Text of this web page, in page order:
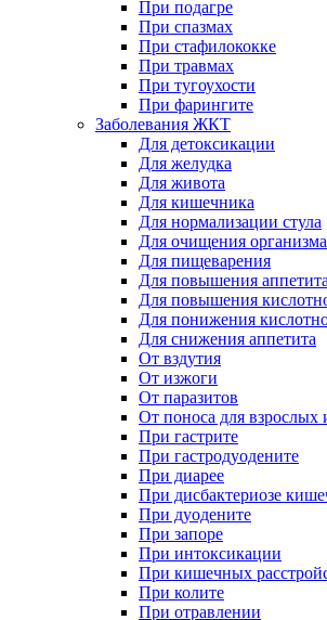
При подагре
При спазмах
При стафилококке
При травмах
При тугоухости
При фарингите
Заболевания ЖКТ
Для детоксикации
Для желудка
Для живота
Для кишечника
Для нормализации стула
Для очищения организма
Для пищеварения
Для повышения аппетита
Для повышения
Для понижения
Для снижения аппетита
От вздутия
От изжоги
От паразитов
От поноса для взрослых
При гастрите
При гастродуодените
При диарее
При дисбактериозе
При дуодените
При запоре
При интоксикации
При кишечных
При колите
При отравлении